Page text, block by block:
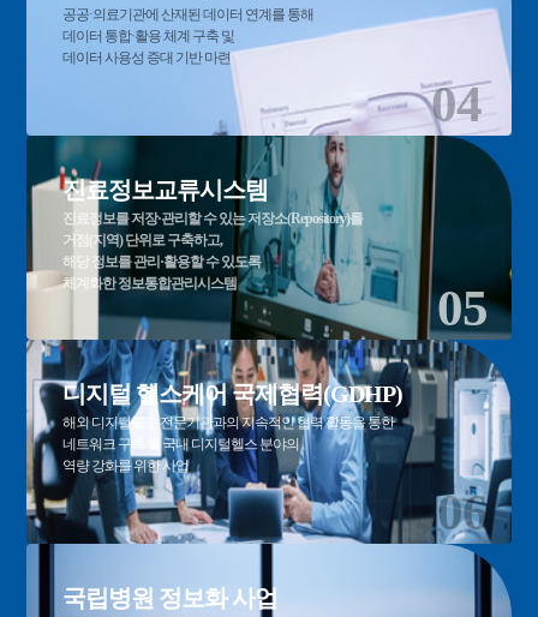
공공·의료기관에 산재된 데이터 연계를 통해
데이터 통합·활용 체계 구축 및
데이터 사용성 증대 기반 마련
04
진료정보교류시스템
진료정보를 저장·관리할 수 있는 저장소(Repository)를
거점(지역) 단위로 구축하고,
해당 정보를 관리·활용할 수 있도록
체계화한 정보통합관리시스템
05
디지털 헬스케어 국제협력(GDHP)
해외 디지털헬스 전문기관과의 지속적인 협력 활동을 통한
네트워크 구축 및 국내 디지털헬스 분야의
역량 강화를 위한 사업
06
국립병원 정보화 사업